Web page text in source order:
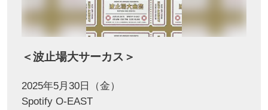
＜波止場大サーカス＞
2025年5月30日（金）
Spotify O-EAST